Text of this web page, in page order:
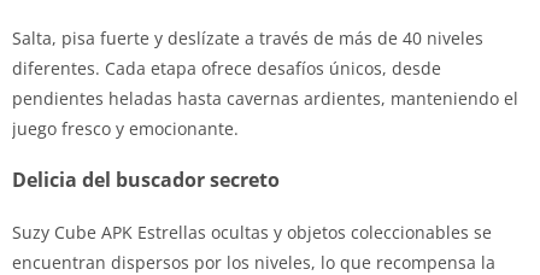
Salta, pisa fuerte y deslízate a través de más de 40 niveles
diferentes. Cada etapa ofrece desafíos únicos, desde
pendientes heladas hasta cavernas ardientes, manteniendo el
juego fresco y emocionante.
Delicia del buscador secreto
Suzy Cube APK Estrellas ocultas y objetos coleccionables se
encuentran dispersos por los niveles, lo que recompensa la